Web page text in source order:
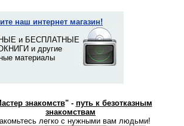
наш интернет магазин!
и БЕСПЛАТНЫЕ
и другие
материалы
знакомств" - путь к безотказным
знакомствам
легко с нужными вам людьми!